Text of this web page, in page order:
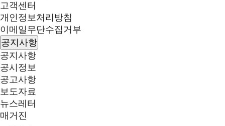
고객센터
개인정보처리방침
이메일무단수집거부
공지사항
공지사항
공시정보
공고사항
보도자료
뉴스레터
매거진